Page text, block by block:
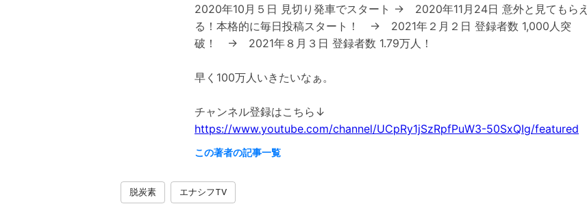
2020年10月５日 見切り発車でスタート → 2020年11月24日 意外と見てもらえ
る！本格的に毎日投稿スタート！ → 2021年２月２日 登録者数 1,000人突
破！ → 2021年８月３日 登録者数 1.79万人！
早く100万人いきたいなぁ。
https://www.youtube.com/channel/UCpRy1jSzRpfPuW3-50SxQIg/featured
この著者の記事一覧
脱炭素 エナシフTV